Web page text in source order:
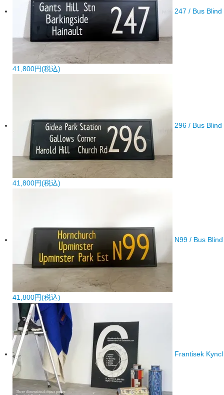
247 / Bus Blind
41,800円(税込)
296 / Bus Blind
41,800円(税込)
N99 / Bus Blind
41,800円(税込)
Frantisek Kyncl